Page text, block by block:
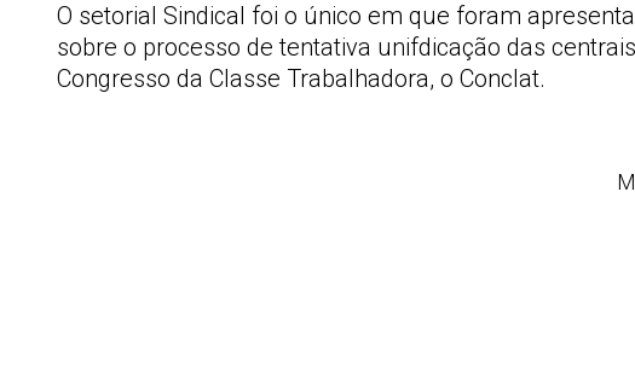
O setorial Sindical foi o único em que foram
sobre o processo de tentativa unifdicação das
Congresso da Classe Trabalhadora, o Conclat.